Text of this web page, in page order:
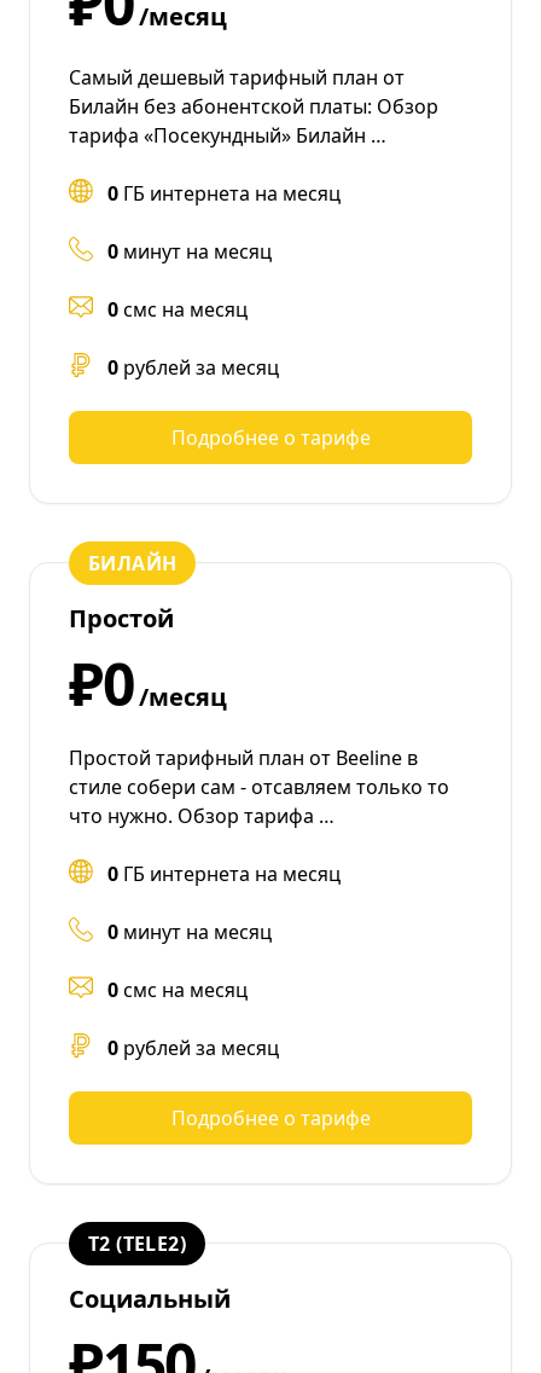
/месяц
Самый дешевый тарифный план от
Билайн без абонентской платы: Обзор
тарифа «Посекундный» Билайн …
0 ГБ интернета на месяц
0 минут на месяц
0смс на месяц
0 рублей за месяц
Подробнее о тарифе
БИЛАЙН
Простой
₽0/месяц
Простой тарифный план от Beeline в
стиле собери сам - отсавляем только то
что нужно. Обзор тарифа …
0 ГБ интернета на месяц
0 минут на месяц
0смс на месяц
0 рублей за месяц
Подробнее о тарифе
T2 (TELE2)
Социальный